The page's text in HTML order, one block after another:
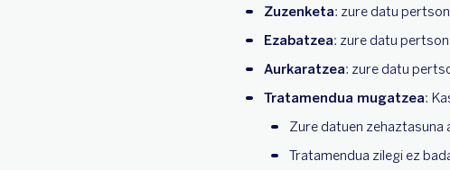
Zuzenketa: zure datu
Ezabatzea: zure datu
Aurkaratzea: zure datu
Tratamendua mugatzea:
Zure datuen
Tratamendua zilegi ez